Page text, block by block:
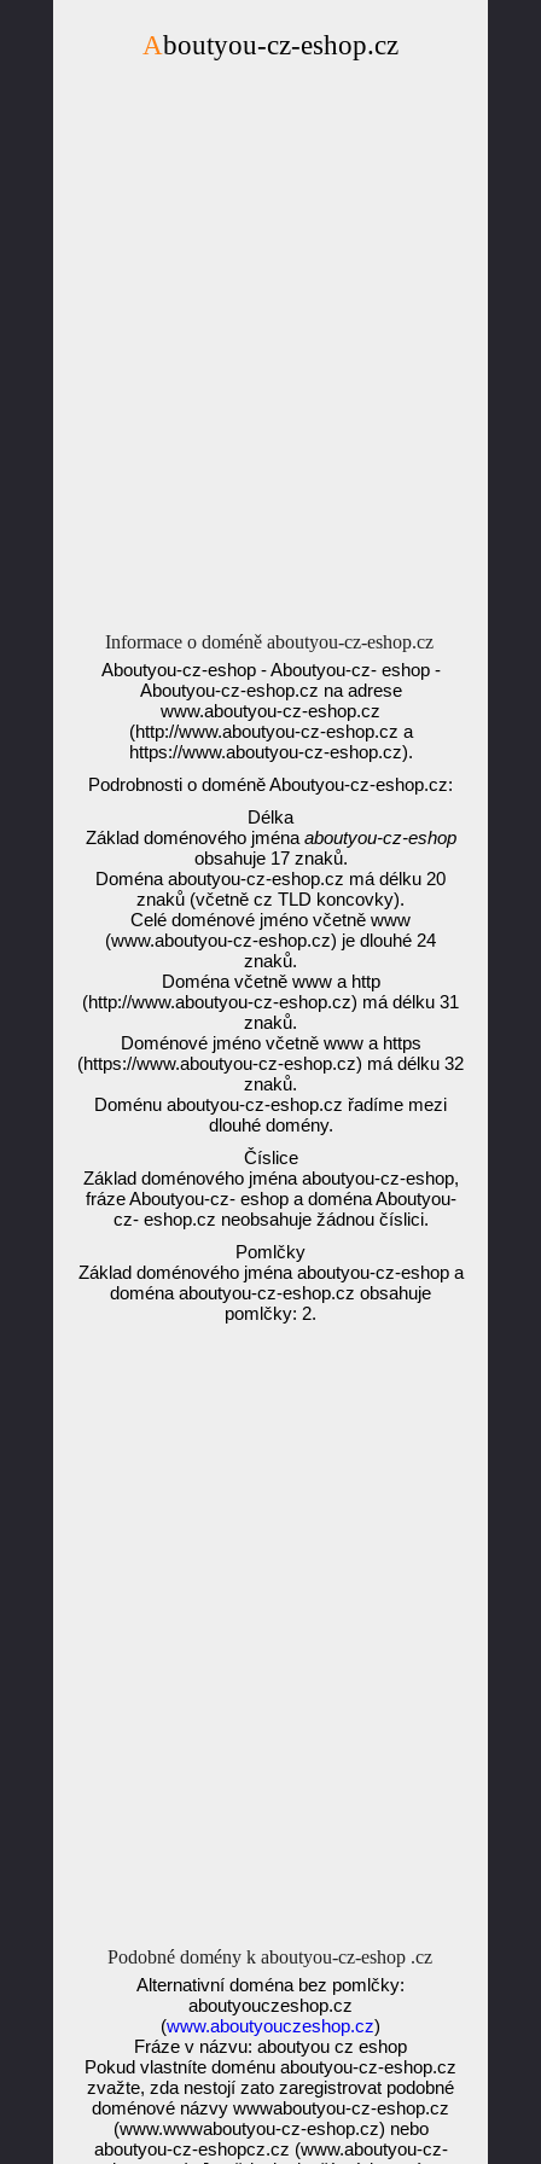
Aboutyou-cz-eshop.cz
Informace o doméně aboutyou-cz-eshop.cz
Aboutyou-cz-eshop - Aboutyou-cz- eshop -
Aboutyou-cz-eshop.cz na adrese
www.aboutyou-cz-eshop.cz
(http://www.aboutyou-cz-eshop.cz a
https://www.aboutyou-cz-eshop.cz).
Podrobnosti o doméně Aboutyou-cz-eshop.cz:
Délka
Základ doménového jména aboutyou-cz-eshop
obsahuje 17 znaků.
Doména aboutyou-cz-eshop.cz má délku 20
znaků (včetně cz TLD koncovky).
Celé doménové jméno včetně www
(www.aboutyou-cz-eshop.cz) je dlouhé 24
znaků.
Doména včetně www a http
(http://www.aboutyou-cz-eshop.cz) má délku 31
znaků.
Doménové jméno včetně www a https
(https://www.aboutyou-cz-eshop.cz) má délku 32
znaků.
Doménu aboutyou-cz-eshop.cz řadíme mezi
dlouhé domény.
Číslice
Základ doménového jména aboutyou-cz-eshop,
fráze Aboutyou-cz- eshop a doména Aboutyou-
cz- eshop.cz neobsahuje žádnou číslici.
Pomlčky
Základ doménového jména aboutyou-cz-eshop a
doména aboutyou-cz-eshop.cz obsahuje
pomlčky: 2.
Podobné domény k aboutyou-cz-eshop .cz
Alternativní doména bez pomlčky:
aboutyouczeshop.cz
(www.aboutyouczeshop.cz)
Fráze v názvu: aboutyou cz eshop
Pokud vlastníte doménu aboutyou-cz-eshop.cz
zvažte, zda nestojí zato zaregistrovat podobné
doménové názvy wwwaboutyou-cz-eshop.cz
(www.wwwaboutyou-cz-eshop.cz) nebo
aboutyou-cz-eshopcz.cz (www.aboutyou-cz-